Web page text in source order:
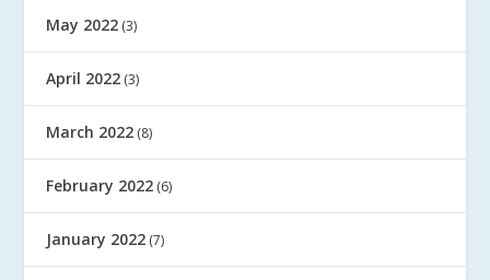
May 2022 (3)
April 2022 (3)
March 2022 (8)
February 2022 (6)
January 2022 (7)